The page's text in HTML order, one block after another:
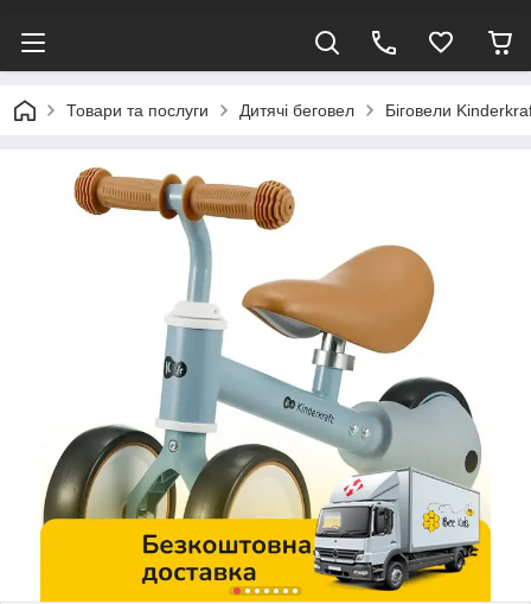
Товари та послуги Дитячі беговел Біговели